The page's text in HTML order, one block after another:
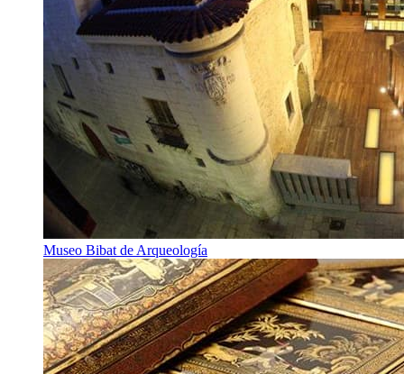
Museo Bibat de Arqueología